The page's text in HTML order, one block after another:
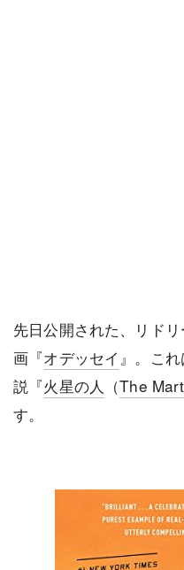
先日公開された、リド
画『オデッセイ 』。こ
説『火星の人 （The
す。